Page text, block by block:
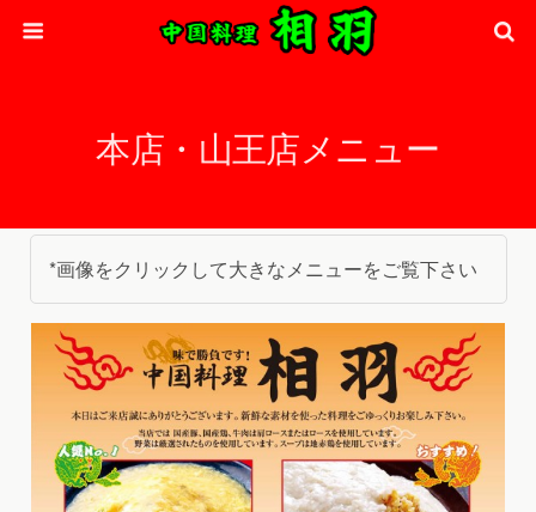
本店・山王店メニュー
*画像をクリックして大きなメニューをご覧下さい